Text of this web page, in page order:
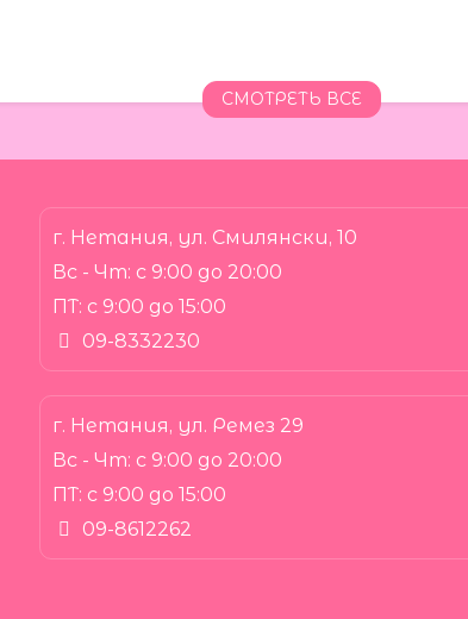
СМОТРЕТЬ ВСЕ
г. Нетания, ул. Смилянски, 10
Вс - Чт: с 9:00 до 20:00
ПТ: с 9:00 до 15:00
09-8332230
г. Нетания, ул. Ремез 29
Вс - Чт: с 9:00 до 20:00
ПТ: с 9:00 до 15:00
09-8612262